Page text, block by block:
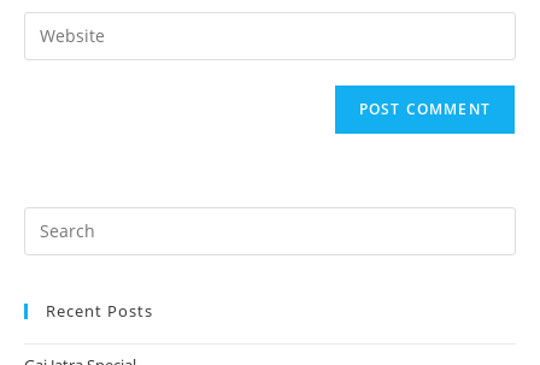
comment
email
address
Enter
your
Recent Posts